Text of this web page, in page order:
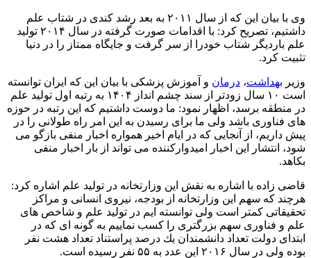
وی با بیان این كه از سال ۲۰۱۱ به بعد رشد كندی در شتاب علم
داشتیم، تصریح كرد: با اقدامات صورت گرفته در سال ۲۰۱۴ تولید
علم باردیگر شتاب خودرا از سر گرفت و جایگاه ممتاز را در دنیا
تثبیت كرد.
وزیر بهداشت، درمان و آموزش پزشكی با بیان این كه ایران توانسته
است ۱۰ سال زودتر از سند چشم انداز ۱۴۰۴ به رتبه اول تولید علم
در منطقه برسد، اظهار نمود: ما دوست داشتیم كه این رتبه در حوزه
های فناوری باشد ولی ما برای رسیدن به این امر راه طولانی را در
پیش داریم، از آنجایی كه در ایام اخیر همواره اخبار منفی بازگو می
شود، انتشار این اخبار امیدواركننده می تواند از بار اخبار منفی
بكاهد.
قاضی زاده با اشاره به نقش این وزارتخانه در تولید علم اشاره كرد:
هرچند كه سهم این وزارتخانه از بودجه، نیروی انسانی و مراكز
تحقیقاتی كمتر است ولی توانسته ایم در تولید علم و شاخص های
علم و فناوری سهم بزرگتری را كسب نماییم به گونه ای كه در
ابتدای دولت تعداد دانشمندان یك درصد پراستناد تعداد هشت نفر
بوده ولی در سال ۲۰۱۶ این عدد به ۵۵ نفر رسیده است.